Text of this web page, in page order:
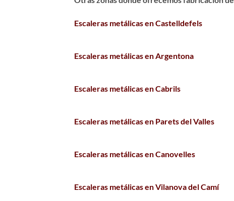
Escaleras metálicas en Castelldefels
Escaleras metálicas en Argentona
Escaleras metálicas en Cabrils
Escaleras metálicas en Parets del Valles
Escaleras metálicas en Canovelles
Escaleras metálicas en Vilanova del Camí